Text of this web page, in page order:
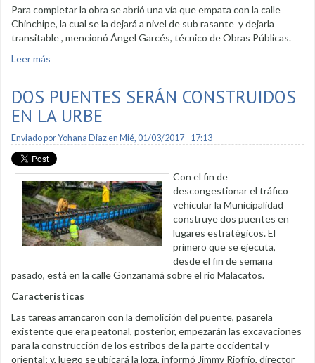
Para completar la obra se abrió una vía que empata con la calle
Chinchipe, la cual se la dejará a nivel de sub rasante y dejarla
transitable , mencionó Ángel Garcés, técnico de Obras Públicas.
Leer más
DOS PUENTES SERÁN CONSTRUIDOS
EN LA URBE
Enviado porYohana Diazen Mié, 01/03/2017 - 17:13
Con el fin de
descongestionar el tráfico
vehicular la Municipalidad
construye dos puentes en
lugares estratégicos. El
primero que se ejecuta,
desde el fin de semana
pasado, está en la calle Gonzanamá sobre el río Malacatos.
Características
Las tareas arrancaron con la demolición del puente, pasarela
existente que era peatonal, posterior, empezarán las excavaciones
para la construcción de los estribos de la parte occidental y
oriental; y, luego se ubicará la loza, informó Jimmy Riofrío, director